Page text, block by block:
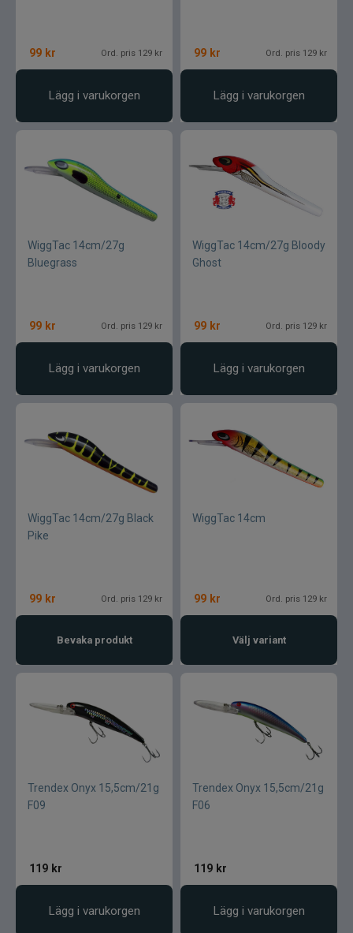
99 kr Ord. pris 129 kr
Lägg i varukorgen
99 kr Ord. pris 129 kr
Lägg i varukorgen
WiggTac 14cm/27g
Bluegrass
99 kr Ord. pris 129 kr
Lägg i varukorgen
WiggTac 14cm/27g Bloody
Ghost
99 kr Ord. pris 129 kr
Lägg i varukorgen
WiggTac 14cm/27g Black
Pike
99 kr Ord. pris 129 kr
Bevaka produkt
WiggTac 14cm
99 kr Ord. pris 129 kr
Välj variant
Trendex Onyx 15,5cm/21g
F09
119 kr
Lägg i varukorgen
Trendex Onyx 15,5cm/21g
F06
119 kr
Lägg i varukorgen